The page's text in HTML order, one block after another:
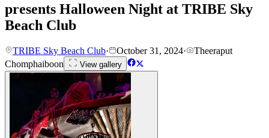
presents Halloween Night at TRIBE Sky
Beach Club
TRIBE Sky Beach Club· October 31, 2024·
Theeraput
Chomphaiboon
View gallery